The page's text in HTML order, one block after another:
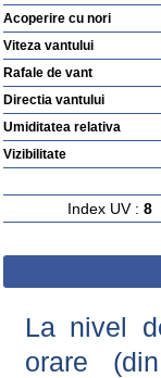
Acoperire cu nori
Viteza vantului
Rafale de vant
Directia vantului
Umiditatea relativa
Vizibilitate
Index UV : 8
La nivel
orare